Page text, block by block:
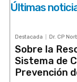
Últimas
Destacada Dr. CP
Sobre la
Sistema de
Prevención